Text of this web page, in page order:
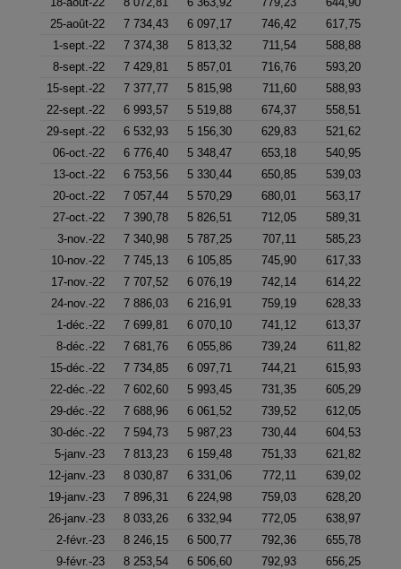
25-août-22
7 734,43 6 097,17 746,42
617,75
1-sept.-22
7 374,38 5 813,32 711,54
588,88
8-sept.-22
7 429,81 5 857,01 716,76
593,20
15-sept.-22
7 377,77 5 815,98 711,60
588,93
22-sept.-22
6 993,57 5 519,88 674,37
558,51
29-sept.-22
6 532,93 5 156,30 629,83
521,62
06-oct.-22
6 776,40 5 348,47 653,18
540,95
13-oct.-22
6 753,56 5 330,44 650,85
539,03
20-oct.-22
7 057,44 5 570,29 680,01
563,17
27-oct.-22
7 390,78 5 826,51 712,05
589,31
3-nov.-22
7 340,98 5 787,25 707,11
585,23
10-nov.-22
7 745,13 6 105,85 745,90
617,33
17-nov.-22
7 707,52 6 076,19 742,14
614,22
24-nov.-22
7 886,03 6 216,91 759,19
628,33
1-déc.-22
7 699,81 6 070,10 741,12
613,37
8-déc.-22
7 681,76 6 055,86 739,24
611,82
15-déc.-22
7 734,85 6 097,71 744,21
615,93
22-déc.-22
7 602,60 5 993,45 731,35
605,29
29-déc.-22
7 688,96 6 061,52 739,52
612,05
30-déc.-22
7 594,73 5 987,23 730,44
604,53
5-janv.-23
7 813,23 6 159,48 751,33
621,82
12-janv.-23
8 030,87 6 331,06 772,11
639,02
19-janv.-23
7 896,31 6 224,98 759,03
628,20
26-janv.-23
8 033,26 6 332,94 772,05
638,97
2-févr.-23
8 246,15 6 500,77 792,36
655,78
9-févr.-23
8 253,54 6 506,60 792,93
656,25